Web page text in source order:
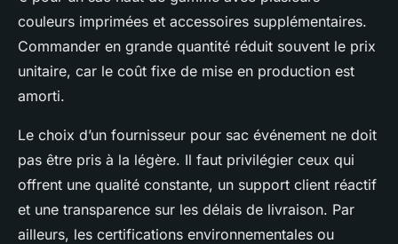
couleurs imprimées et accessoires supplémentaires.
Commander en grande quantité réduit souvent le prix
unitaire, car le coût fixe de mise en production est
amorti.
Le choix d’un fournisseur pour sac événement ne doit
pas être pris à la légère. Il faut privilégier ceux qui
offrent une qualité constante, un support client réactif
et une transparence sur les délais de livraison. Par
ailleurs, les certifications environnementales ou